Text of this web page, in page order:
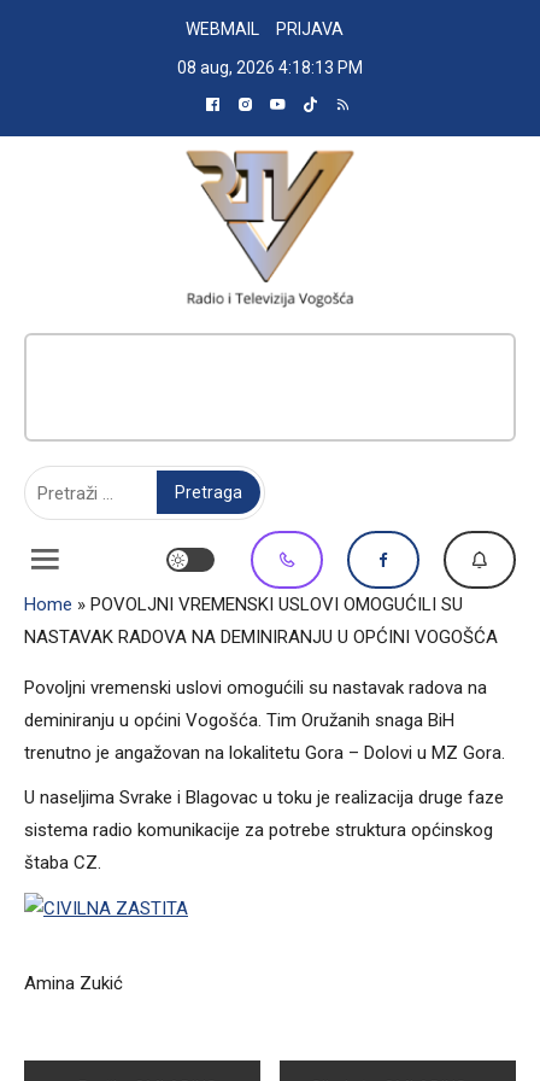
WEBMAIL
PRIJAVA
08 aug, 2026 4:18:14 PM
Home » POVOLJNI VREMENSKI USLOVI OMOGUĆILI SU
NASTAVAK RADOVA NA DEMINIRANJU U OPĆINI VOGOŠĆA
Povoljni vremenski uslovi omogućili su nastavak radova na
deminiranju u općini Vogošća. Tim Oružanih snaga BiH
trenutno je angažovan na lokalitetu Gora – Dolovi u MZ Gora.
U naseljima Svrake i Blagovac u toku je realizacija druge faze
sistema radio komunikacije za potrebe struktura općinskog
štaba CZ.
Amina Zukić